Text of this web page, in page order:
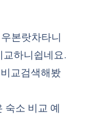
본랏차타니
교하니쉽네요.
교검색해봤
숙소 비교 예